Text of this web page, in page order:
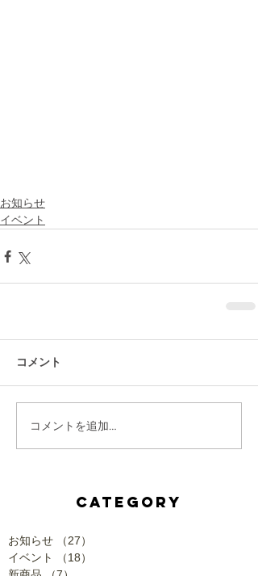
お知らせ
イベント
コメント
コメントを追加…
CATEGORY
お知らせ （27）
イベント
（18）